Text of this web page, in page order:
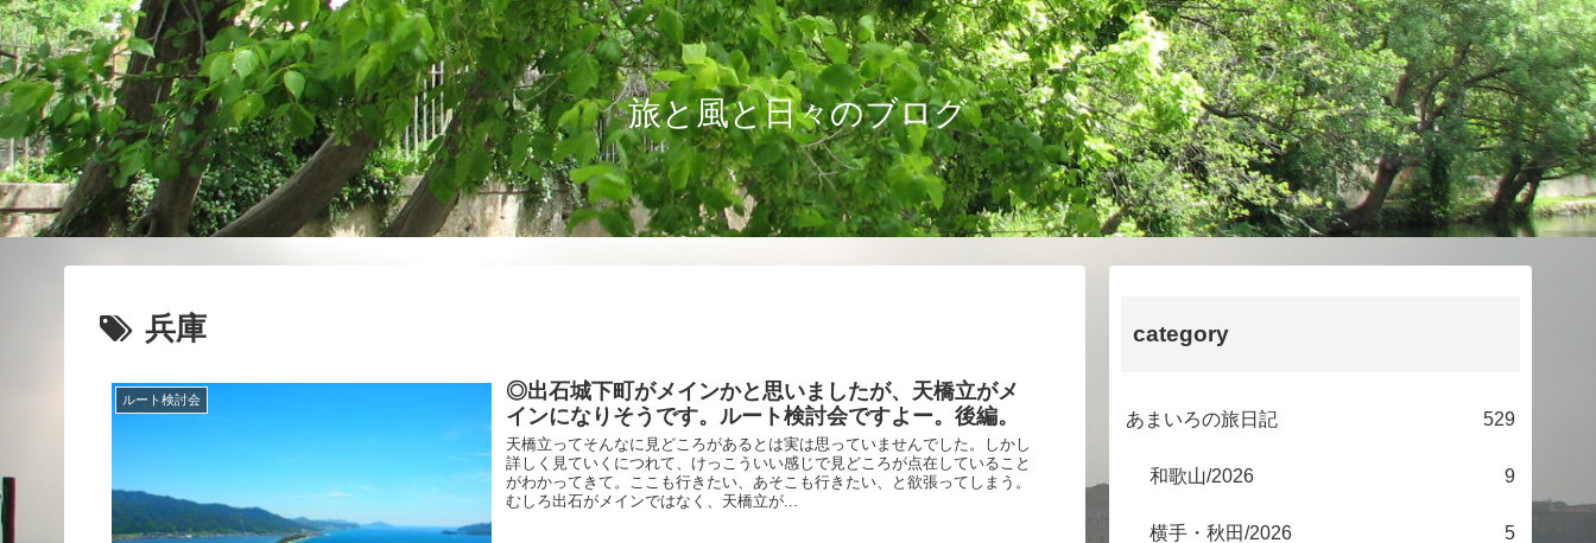
旅と風と日々のブログ
兵庫
ルート検討会
◎出石城下町がメインかと思いましたが、天橋立がメ
インになりそうです。ルート検討会ですよー。後編。
天橋立ってそんなに見どころがあるとは実は思っていませんでした。しかし
詳しく見ていくにつれて、けっこういい感じで見どころが点在していること
がわかってきて。ここも行きたい、あそこも行きたい、と欲張ってしまう。
むしろ出石がメインではなく、天橋立が...
category
あまいろの旅日記 529
和歌山/2026 9
横手・秋田/2026 5